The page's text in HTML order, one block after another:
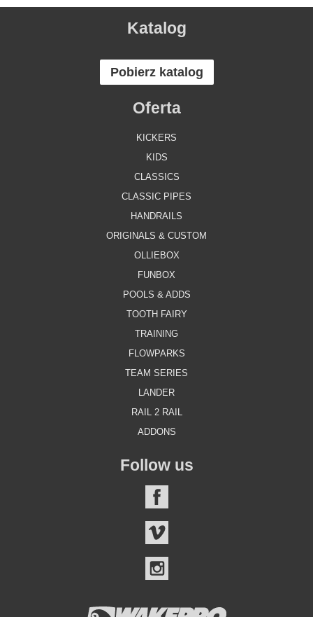
Katalog
Pobierz katalog
Oferta
KICKERS
KIDS
CLASSICS
CLASSIC PIPES
HANDRAILS
ORIGINALS & CUSTOM
OLLIEBOX
FUNBOX
POOLS & ADDS
TOOTH FAIRY
TRAINING
FLOWPARKS
TEAM SERIES
LANDER
RAIL 2 RAIL
ADDONS
Follow us